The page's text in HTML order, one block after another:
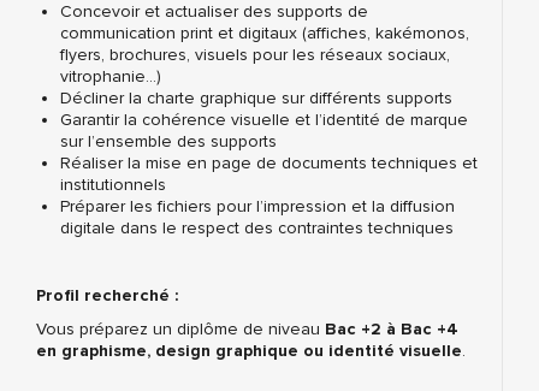
Concevoir et actualiser des supports de
communication print et digitaux (affiches, kakémonos,
flyers, brochures, visuels pour les réseaux sociaux,
vitrophanie…)
Décliner la charte graphique sur différents supports
Garantir la cohérence visuelle et l’identité de marque
sur l’ensemble des supports
Réaliser la mise en page de documents techniques et
institutionnels
Préparer les fichiers pour l’impression et la diffusion
digitale dans le respect des contraintes techniques
Profil recherché :
Vous préparez un diplôme de niveau Bac +2 à Bac +4
en graphisme, design graphique ou identité visuelle.